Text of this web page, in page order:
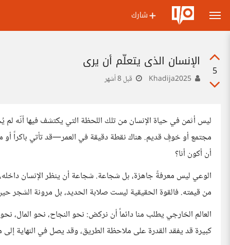
شارك
5
الإنسان الذي يتعلّم أن يرى
قبل 8 أشهر
ليس أثمن في حياة الإنسان من تلك اللحظة التي يكتشف فيها أنّه
مجتمع أو خوفٍ قديم. هناك نقطة دقيقة في العمر—قد تأتي باكراً
أن أكون أنا؟
الوعي ليس معرفةً جاهزة، بل شجاعة. شجاعة أن ينظر الإنسان
من قيمته. فالقوة الحقيقية ليست صلابة الحديد، بل مرونة الشجر
العالم الخارجي يطلب منا دائماً أن نركض: نحو النجاح، نحو المال،
كبيرة قد يفقد القدرة على ملاحظة الطريق، وقد يصل في النهاية